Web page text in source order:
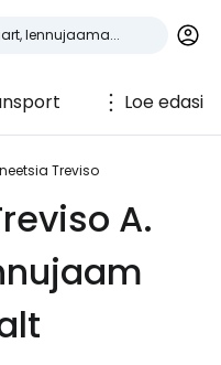
Loe edasi
Treviso
A.